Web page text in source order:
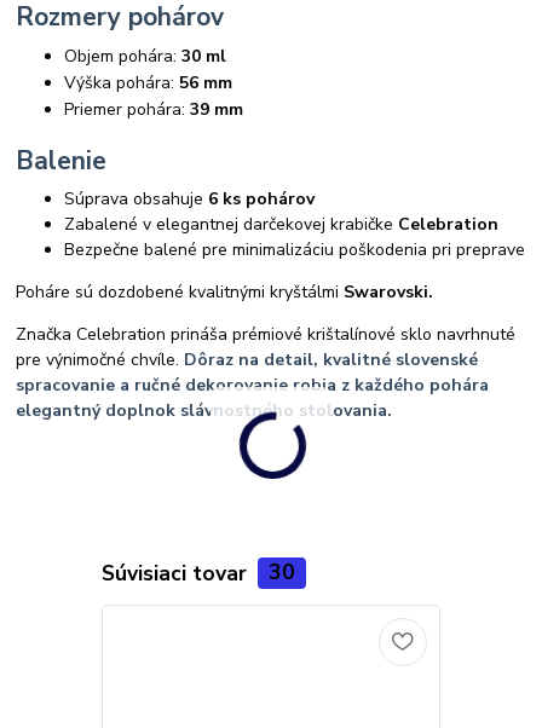
Rozmery pohárov
Objem pohára:30 ml
Výška pohára: 56 mm
Priemer pohára:39 mm
Balenie
Súprava obsahuje 6 ks pohárov
Zabalené v elegantnej darčekovej krabičke Celebration
Bezpečne balené pre minimalizáciu poškodenia pri preprave
Poháre sú dozdobené kvalitnými kryštálmi Swarovski.
Značka Celebration prináša prémiové krištalínové sklo navrhnuté
pre výnimočné chvíle. Dôraz na detail, kvalitné slovenské
spracovanie a ručné dekorovanie robia z každého pohára
elegantný doplnok slávnostného stolovania.
Súvisiaci tovar 30